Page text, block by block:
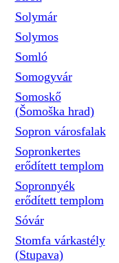
Solymár
Solymos
Somló
Somogyvár
Somoskő
(Šomoška hrad)
Sopron városfalak
Sopronkertes
erődített templom
Sopronnyék
erődített templom
Sóvár
Stomfa várkastély
(Stupava)